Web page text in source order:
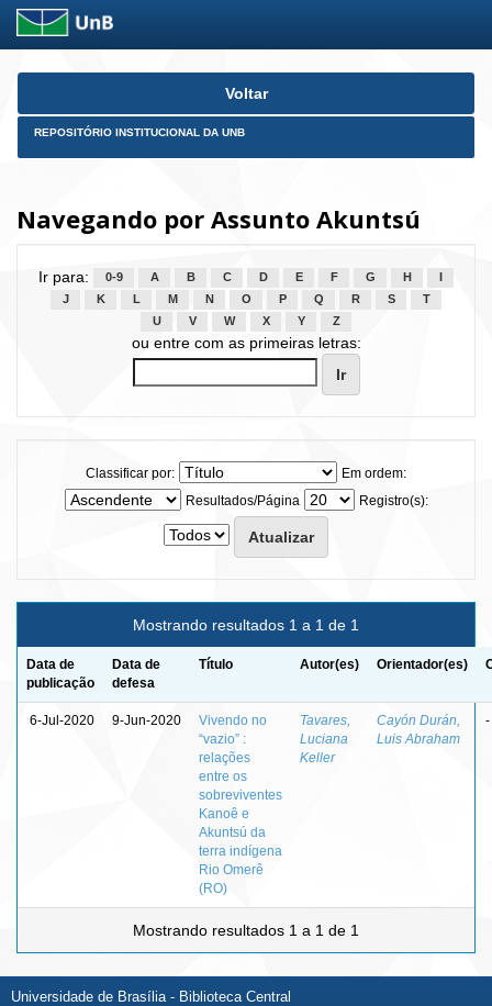
Skip
Voltar
REPOSITÓRIO INSTITUCIONAL DA UNB
Navegando por Assunto Akuntsú
Ir para: 0-9 A B C D E F G H
J
K L M N O P Q R S
T
U
V W X Y Z
ou entre com as primeiras letras:
Classificar por:
Em ordem:
Resultados/Página
Registro(s):
Mostrando resultados 1 a 1 de 1
Data de
publicação
Data de
defesa
Título Autor(es) Orientador(es)
6-Jul-2020 9-Jun-2020
Vivendo no
“vazio” :
relações
entre os
sobreviventes
Kanoê e
Akuntsú da
terra indígena
Rio Omerê
(RO)
Tavares,
Luciana
Keller
Cayón Durán,
Luis Abraham
-
Mostrando resultados 1 a 1 de 1
Universidade de Brasília - Biblioteca Central